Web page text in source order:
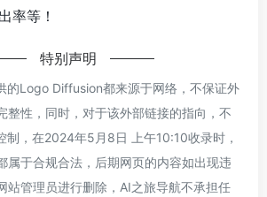
率等！
特别声明
的Logo Diffusion都来源于网络，不保证外
整性，同时，对于该外部链接的指向，不
制，在2024年5月8日 上午10:10收录时，
属于合规合法，后期网页的内容如出现违
站管理员进行删除，AI之旅导航不承担任